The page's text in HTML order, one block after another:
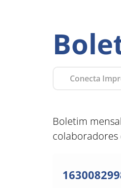
Conecta
Boletim
colaboradores